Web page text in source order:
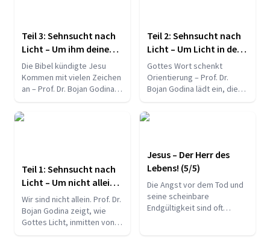
Teil 3: Sehnsucht nach
Licht – Um ihm deine
Last abzugeben
Die Bibel kündigte Jesu
Kommen mit vielen Zeichen
an – Prof. Dr. Bojan Godina
Anfang seiner rettenden
Geschichte markiert.
Teil 2: Sehnsucht nach
Licht – Um Licht in der
Finsternis zu
bekommen
Gottes Wort schenkt
Orientierung – Prof. Dr.
Bojan Godina lädt ein, die
Prophezeiungen unserer
Zeit zu entdecken.
Teil 1: Sehnsucht nach
Licht – Um nicht allein
zu bleiben
Wir sind nicht allein. Prof. Dr.
Bojan Godina zeigt, wie
Gottes Licht, inmitten von
Jesus – Der Herr des
Lebens! (5/5)
Die Angst vor dem Tod und
seine scheinbare
Endgültigkeit sind oft